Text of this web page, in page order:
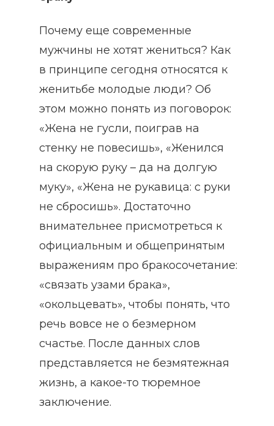
Почему еще современные
мужчины не хотят жениться? Как
в принципе сегодня относятся к
женитьбе молодые люди? Об
этом можно понять из поговорок:
«Жена не гусли, поиграв на
стенку не повесишь», «Женился
на скорую руку – да на долгую
муку», «Жена не рукавица: с руки
не сбросишь». Достаточно
внимательнее присмотреться к
официальным и общепринятым
выражениям про бракосочетание:
«связать узами брака»,
«окольцевать», чтобы понять, что
речь вовсе не о безмерном
счастье. После данных слов
представляется не безмятежная
жизнь, а какое-то тюремное
заключение.